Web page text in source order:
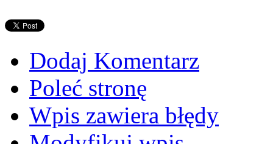
Dodaj Komentarz
Poleć stronę
Wpis zawiera błędy